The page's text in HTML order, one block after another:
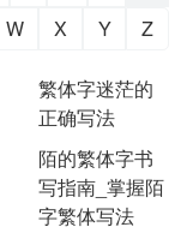
W X Y Z
繁体字迷茫的
正确写法
陌的繁体字书
写指南_掌握陌
字繁体写法